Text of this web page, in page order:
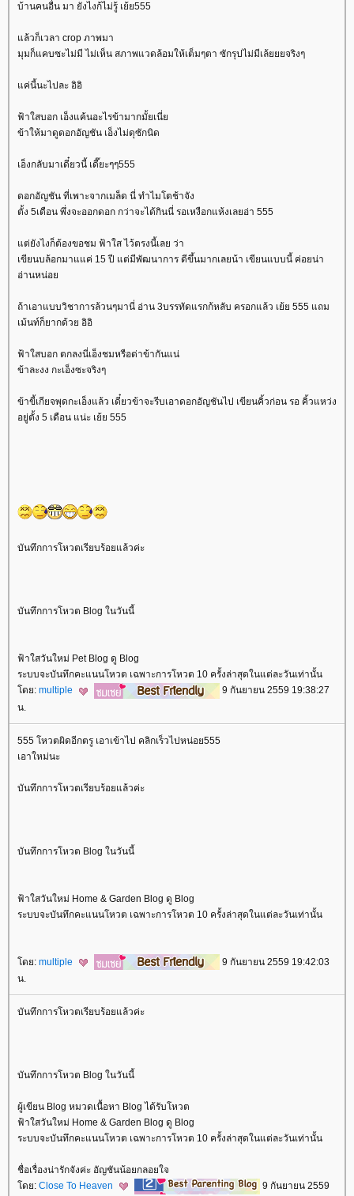
บ้านคนอื่น มา ยังไงก้ไม่รู้ เย้ย555
ล้วก็เวลา crop ภาพมา
มุมก็แคบซะไม่มี ไม่เห็น สภาพแวดล้อมให้เต็มๆตา ซักรุปไม่มีเล้ยยยจริงๆ
ค่นี้นะไปละ อิอิ
ฟ้าใสบอก เอ็งแค้นอะไรข้ามากมั้ยเนี่
ข้าให้มาดูดอกอัญชัน เอ็งไม่ดุซักนิด
เอ็งกลับมาเดี๋ยวนี้ เดี๊ยะๆๆ555
ดอกอัญชัน ที่เพาะจากเมล็ด นี่ ทำไมโตช้าจัง
ตั้ง 5เดือน พึ่งจะออกดอก กว่าจะได้กินนี่ รอเหงือกแห้งเลยอ่า 555
ต่ยังไงก็ต้องขอชม ฟ้าใส ไว้ตรงนี้เลย ว่า
เขียนบล้อกมาแแค่ 15 ปี แต่มีพัฒนาการ ดีขึ้นมากเลยน้า เขียนแบบนี้ ค่อยน่า
อ่านหน่อ
ถ้าเอาแบบวิชาการล้วนๆมานี่ อ่าน 3บรรทัดแรกก้หลับ ครอกแล้ว เย้ย 555 แถม
เม้นท์ก็ยากด้วย อิอิ
ฟ้าใสบอก ตกลงนี่เอ็งชมหรือด่าข้ากันแน่
ข้าละงง กะเอ็งซะจริงๆ
ข้าขี้เกียจพุดกะเอ็งแล้ว เดี๋ยวข้าจะรีบเอาดอกอัญชันไป เขียนคิ้วก่อน รอ คิ้วแหว่ง
อยู่ตั้ง 5 เดือน แน่ะ เย้ย 555
บันทึกการโหวตเรียบร้อยแล้วค่ะ
บันทึกการโหวต Blog ในวันนี้
ฟ้าใสวันใหม่ Pet Blog ดู Blog
ระบบจะบันทึกคะแนนโหวต เฉพาะการโหวต 10 ครั้งล่าสุดในแต่ละวันเท่านั้น
ดย: multiple
9 กันยายน 2559 19:38:27
น.
555 โหวตผิดอีกตรู เอาเข้าไป คลิกเร็วไปหน่อย555
เอาใหม่นะ
บันทึกการโหวตเรียบร้อยแล้วค่ะ
บันทึกการโหวต Blog ในวันนี้
ฟ้าใสวันใหม่ Home & Garden Blog ดู Blog
ระบบจะบันทึกคะแนนโหวต เฉพาะการโหวต 10 ครั้งล่าสุดในแต่ละวันเท่านั้น
ดย: multiple
9 กันยายน 2559 19:42:03
น.
บันทึกการโหวตเรียบร้อยแล้วค่ะ
บันทึกการโหวต Blog ในวันนี้
ผู้เขียน Blog หมวดเนื้อหา Blog ได้รับโหวต
ฟ้าใสวันใหม่ Home & Garden Blog ดู Blog
ระบบจะบันทึกคะแนนโหวต เฉพาะการโหวต 10 ครั้งล่าสุดในแต่ละวันเท่านั้น
ชื่อเรื่องน่ารักจังค่ะ อัญชันน้อยกลอยใจ
ดย: Close To Heaven
9 กันยายน 2559